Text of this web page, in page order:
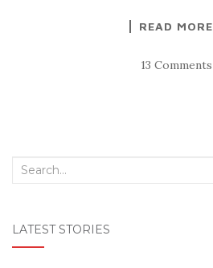
READ MORE
13 Comments
Search for:
LATEST STORIES